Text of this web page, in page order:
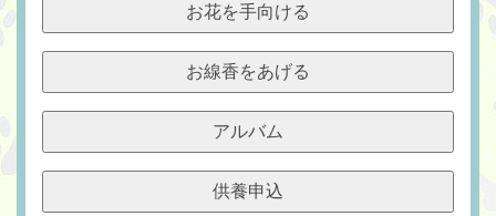
お花を手向ける
お線香をあげる
アルバム
供養申込